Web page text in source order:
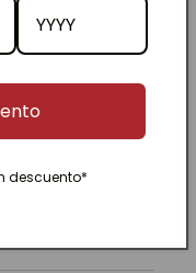
más estable
leche dorada
descuento*